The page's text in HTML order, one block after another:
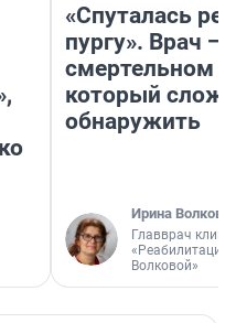
«Спуталась
пургу». Врач —
смертельном
который
обнаружить
Ирина Волкова
Главврач
«Реабилитация
Волковой»